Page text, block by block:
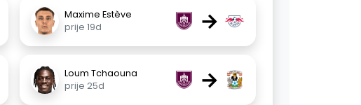
Maxime Estève
prije 19d
→
Loum Tchaouna
prije 25d
→